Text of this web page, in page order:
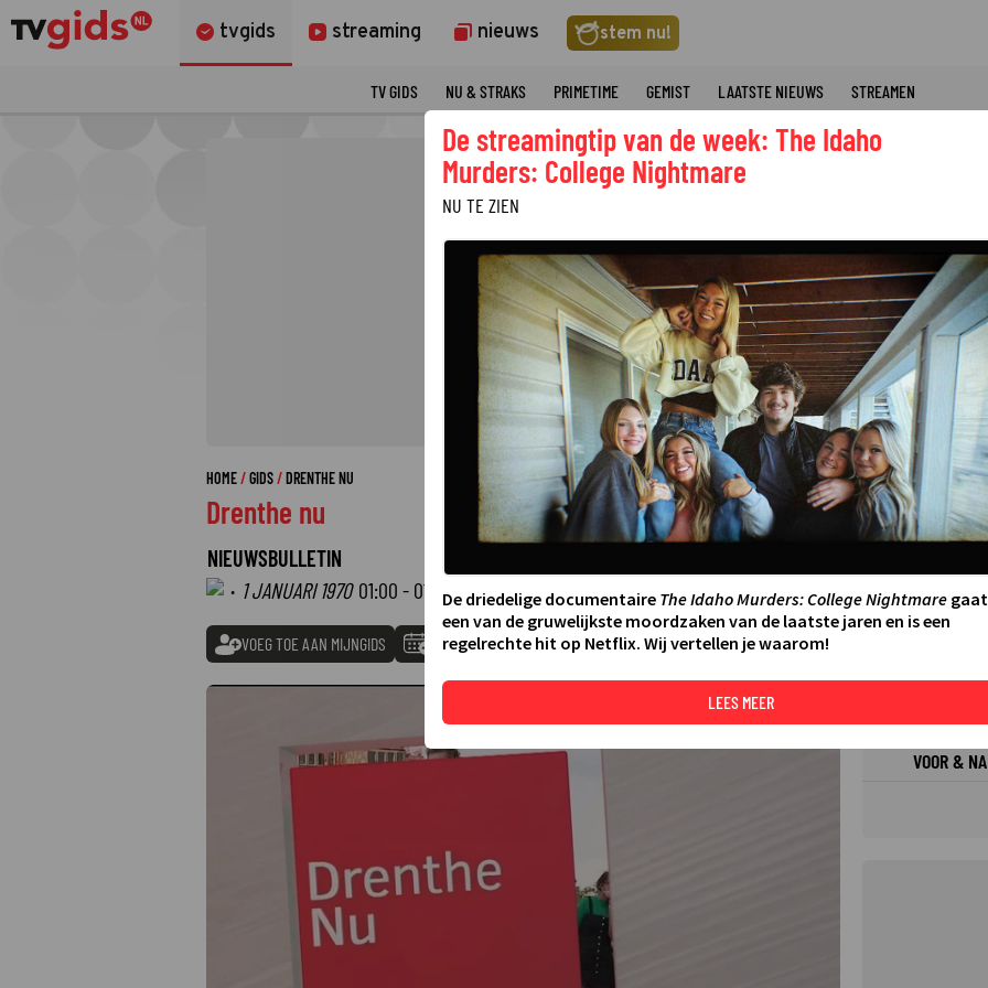
tvgids streaming nieuws stem nu!
TV GIDS NU & STRAKS PRIMETIME GEMIST LAATSTE NIEUWS STREAMEN
HOME GIDS DRENTHE NU
Drenthe nu
NIEUWSBULLETIN
· 1 JANUARI 1970 01:00 - 01:00
VOEG TOE AAN MIJNGIDS TOEVOEGEN AAN AGENDA DELEN
FILMS
DE
VOOR &
De streamingtip van de week: The Idaho
Murders: College Nightmare
NU TE ZIEN
De driedelige documentaire The Idaho Murders: College Nightmaregaat
een van de gruwelijkste moordzaken van de laatste jaren en is een
regelrechte hit op Netflix. Wij vertellen je waarom!
LEES MEER